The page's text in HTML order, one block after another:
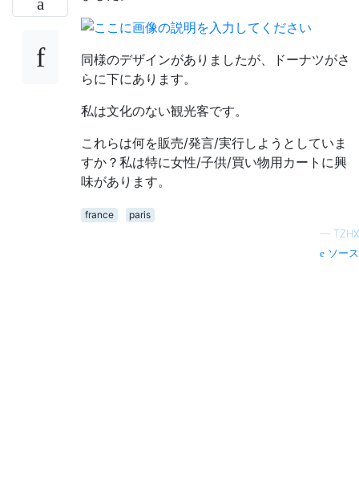
同様のデザインがありましたが、ドーナツがさ
らに下にあります。
私は文化のない観光客です。
これらは何を販売/発言/実行しようとしていま
すか？私は特に女性/子供/買い物用カートに興
味があります。
france
paris
— TZHX
ソース